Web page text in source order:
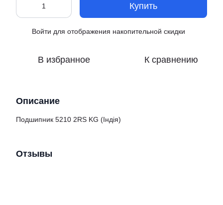
Купить
Войти для отображения накопительной скидки
В избранное К сравнению
Описание
Подшипник 5210 2RS KG (Індія)
Отзывы